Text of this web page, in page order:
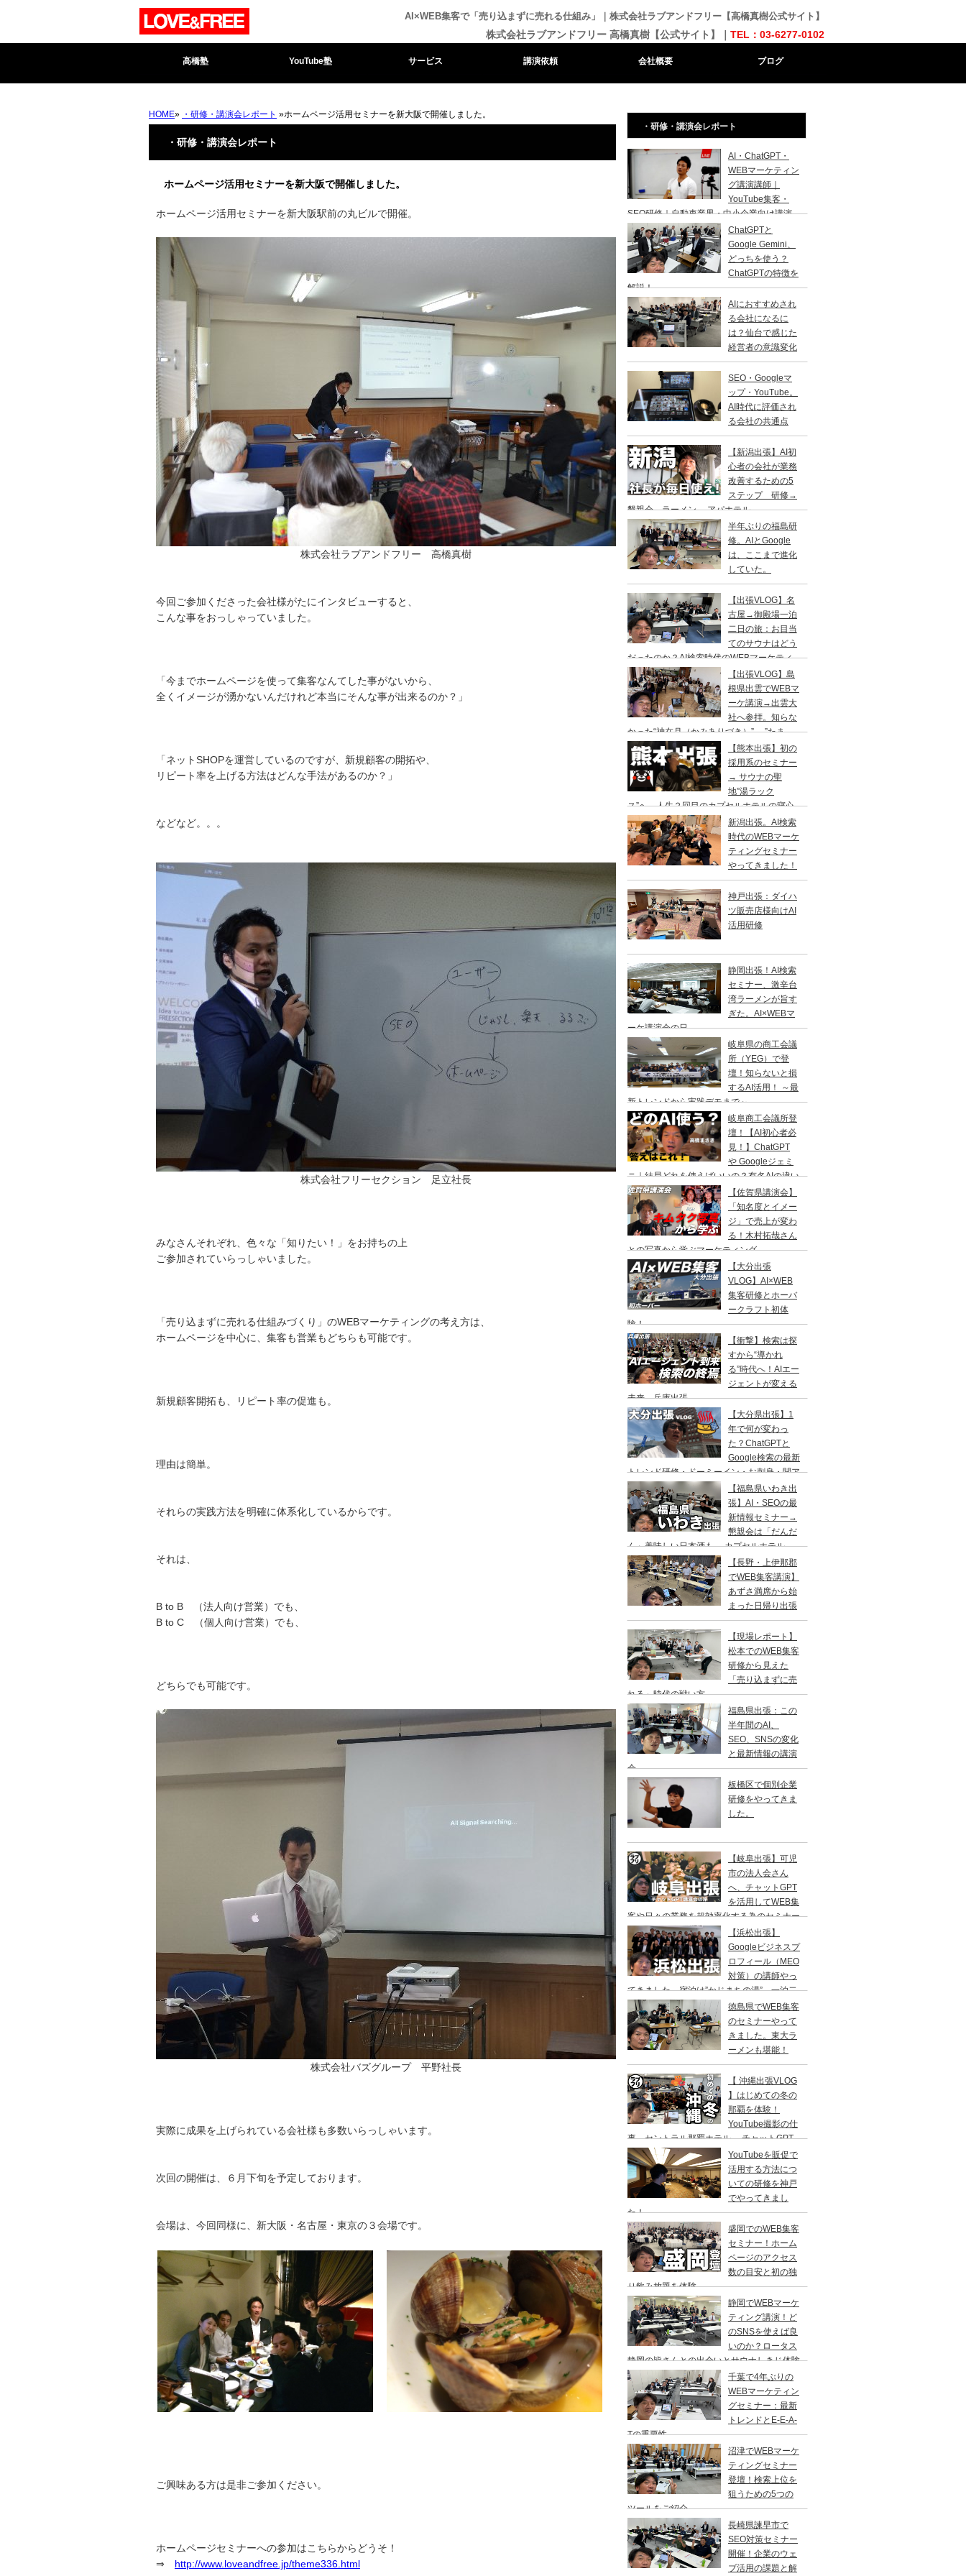
AI×WEB集客で「売り込まずに売れる仕組み」｜株式会社ラブアンドフリー【高橋真樹公式サイト】
株式会社ラブアンドフリー 高橋真樹【公式サイト】｜ TEL：03-6277-0102
高橋塾 YouTube塾 サービス 講演依頼 会社概要 ブログ
HOME» ・研修・講演会レポート »ホームページ活用セミナーを新大阪で開催しました。
・研修・講演会レポート
ホームページ活用セミナーを新大阪で開催しました。
ホームページ活用セミナーを新大阪駅前の丸ビルで開催。
株式会社ラブアンドフリー 高橋真樹
今回ご参加くださった会社様がたにインタビューすると、
こんな事をおっしゃっていました。
「今までホームページを使って集客なんてした事がないから、
全くイメージが湧かないんだけれど本当にそんな事が出来るのか？」
「ネットSHOPを運営しているのですが、新規顧客の開拓や、
リピート率を上げる方法はどんな手法があるのか？」
などなど。。。
株式会社フリーセクション 足立社長
みなさんそれぞれ、色々な「知りたい！」をお持ちの上
ご参加されていらっしゃいました。
「売り込まずに売れる仕組みづくり」のWEBマーケティングの考え方は、
ホームページを中心に、集客も営業もどちらも可能です。
新規顧客開拓も、リピート率の促進も。
理由は簡単。
それらの実践方法を明確に体系化しているからです。
それは、
B to B （法人向け営業）でも、
B to C （個人向け営業）でも、
どちらでも可能です。
株式会社バズグループ 平野社長
実際に成果を上げられている会社様も多数いらっしゃいます。
次回の開催は、６月下旬を予定しております。
会場は、今回同様に、新大阪・名古屋・東京の３会場です。
ご興味ある方は是非ご参加ください。
ホームページセミナーへの参加はこちらからどうそ！
⇒ http://www.loveandfree.jp/theme336.html
・研修・講演会レポート
AI・ChatGPT・
WEBマーケティン
グ講演講師｜
YouTube集客・
SEO研修｜自動車業界・中小企業向け講演
ChatGPTと
Google Gemini、
どっちを使う？
ChatGPTの特徴を
解説！
AIにおすすめされ
る会社になるに
は？仙台で感じた
経営者の意識変化
SEO・Googleマ
ップ・YouTube。
AI時代に評価され
る会社の共通点
【新潟出張】AI初
心者の会社が業務
改善するための5
ステップ 研修→
懇親会→ラーメン→ アパホテル
半年ぶりの福島研
修。AIとGoogle
は、ここまで進化
していた。
【出張VLOG】名
古屋→御殿場一泊
二日の旅：お目当
てのサウナはどう
だったのか？AI検索時代のWEBマーケティ
ングのセミナー&YouTube撮影の仕事旅
【出張VLOG】島
根県出雲でWEBマ
ーケ講演→出雲大
社へ参拝。知らな
かった“神在月（かみありづき）”→ ”たま
き”で出雲そば、ドーミーイン出雲でサウナ
【熊本出張】初の
採用系のセミナー
→ サウナの聖
地”湯ラック
ス”へ、人生２回目のカプセルホテルの寝心
地はいかに？
新潟出張。AI検索
時代のWEBマーケ
ティングセミナー
やってきました！
神戸出張：ダイハ
ツ販売店様向けAI
活用研修
静岡出張！AI検索
セミナー、激辛台
湾ラーメンが旨す
ぎた。AI×WEBマ
ーケ講演会の日
岐阜県の商工会議
所（YEG）で登
壇！知らないと損
するAI活用！ ～最
新トレンドから実践デモまで～
岐阜商工会議所登
壇！【AI初心者必
見！】ChatGPT
や Googleジェミ
ニ｜結局どれを使えばいいの？有名AIの違い
やユーザー数の比較
【佐賀県講演会】
「知名度とイメー
ジ」で売上が変わ
る！木村拓哉さん
との写真から学ぶマーケティング
【大分出張
VLOG】AI×WEB
集客研修とホーバ
ークラフト初体
験！
【衝撃】検索は探
すから“導かれ
る”時代へ！AIエー
ジェントが変える
未来 兵庫出張
【大分県出張】1
年で何が変わっ
た？ChatGPTと
Google検索の最新
トレンド研修・ドーミーイン・お刺身・関ア
ジ・サウナ
【福島県いわき出
張】AI・SEOの最
新情報セミナー→
懇親会は「だんだ
ん」美味しい日本酒も→ カプセルホテル
「リフレ」でサウナの一泊二日旅【長野・上伊那郡
でWEB集客講演】
あずさ満席から始
まった日帰り出張
【現場レポート】
松本でのWEB集客
研修から見えた
「売り込まずに売
れる」時代の戦い方
福島県出張：この
半年間のAI、
SEO、SNSの変化
と最新情報の講演
会
板橋区で個別企業
研修をやってきま
した。
【岐阜出張】可児
市の法人会さん
へ、チャットGPT
を活用してWEB集
客や日々の業務を超効率化する為のセミナー
をやってきました。2年ぶりの登壇です。一
泊二日の旅。
【浜松出張】
Googleビジネスプ
ロフィール（MEO
対策）の講師やっ
てきました。宿泊は”かじまちの湯”。一泊二
日の旅
徳島県でWEB集客
のセミナーやって
きました。東大ラ
ーメンも堪能！
【 沖縄出張VLOG
】はじめての冬の
那覇を体験！
YouTube撮影の仕
事→セントラル那覇ホテル→ チャットGPT
研修／高橋真樹
YouTubeを販促で
活用する方法につ
いての研修を神戸
でやってきまし
た！
盛岡でのWEB集客
セミナー！ホーム
ページのアクセス
数の目安と初の独
り飲み放題を体験
静岡でWEBマーケ
ティング講演！ど
のSNSを使えば良
いのか？ロータス
静岡の皆さんとの出会いとサウナしきじ体験
千葉で4年ぶりの
WEBマーケティン
グセミナー：最新
トレンドとE-E-A-
Tの重要性
沼津でWEBマーケ
ティングセミナー
登壇！検索上位を
狙うための5つの
ツールをご紹介
長崎県諫早市で
SEO対策セミナー
開催！企業のウェ
ブ活用の課題と解